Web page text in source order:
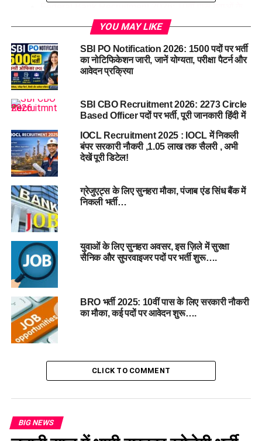
लिए सुनहरा मौका
पद का नाम और रिक्तियां
राज्यवार कवरेज
महत्वपूर्ण तिथियां (Important Dates)
शैक्षणिक योग्यता (Eligibility Criteria)
शैक्षणिक योग्यता
अन्य आवश्यक शर्तें
आयु सीमा (Age Limit)
वेतन और सुविधाएं (Salary & Benefits)
अन्य लाभ
आवेदन शुल्क (Application Fee)
2. पर्सनल इंटरव्यू
YOU MAY LIKE
SBI PO Notification 2026: 1500 पदों पर भर्ती
का नोटिफिकेशन जारी, जानें योग्यता, परीक्षा पैटर्न और
आवेदन प्रक्रिया
SBI CBO Recruitment 2026: 2273 Circle
Based Officer पदों पर भर्ती, पूरी जानकारी हिंदी में
IOCL Recruitment 2025 : IOCL में निकली
बंपर सरकारी नौकरी ,1.05 लाख तक सैलरी , अभी
देखें पूरी डिटेल!
ग्रेजुएट्स के लिए सुनहरा मौका, पंजाब एंड सिंध बैंक में
निकली भर्ती…
युवाओं के लिए सुनहरा अवसर, इस ज़िले में सुरक्षा
सैनिक और सुपरवाइजर पदों पर भर्ती शुरू….
BRO भर्ती 2025: 10वीं पास के लिए सरकारी नौकरी
का मौका, कई पदों पर आवेदन शुरू….
CLICK TO COMMENT
BIG NEWS